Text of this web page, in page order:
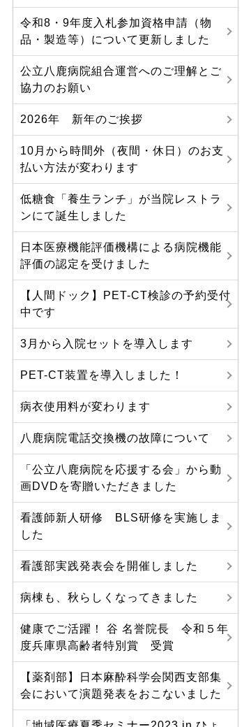
令和8・9年度入札参加資格申請（物
品・製造等）について更新しました
公立八鹿病院組合運営へのご理解とご
協力のお願い
2026年 新年のご挨拶
10月から時間外（夜間・休日）のお支
払い方法が変わります
低糖食「養生ランチ」が当院レストラ
ンにて誕生しました
日本医療機能評価機構による病院機能
評価の認定を受けました
【人間ドック】PET-CT検診の予約受付
中です
3月から入院セットを導入します
PET-CT装置を導入しました！
病衣使用料が変わります
八鹿病院電話交換機の故障について
「公立八鹿病院を応援する会」から動
画DVDを寄贈いただきました
看護師新人研修 BLS研修を実施しま
した
看護部実践発表会を開催しました
病棟も、秋らしくなってきました
健康でご活躍！ 谷 名誉院長 令和５年
度兵庫県高齢者特別賞 受賞
【薬剤部】日本麻酔科学会関西支部集
会において演題発表をおこないました